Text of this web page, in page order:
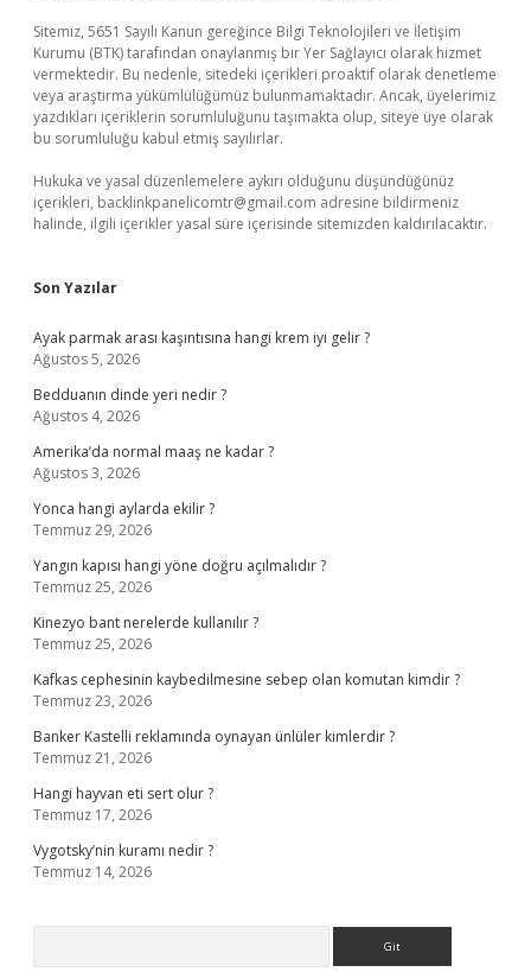
Sitemiz, 5651 Sayılı Kanun gereğince Bilgi Teknolojileri ve İletişim
Kurumu (BTK) tarafından onaylanmış bir Yer Sağlayıcı olarak hizmet
vermektedir. Bu nedenle, sitedeki içerikleri proaktif olarak denetleme
veya araştırma yükümlülüğümüz bulunmamaktadır. Ancak, üyelerimiz
yazdıkları içeriklerin sorumluluğunu taşımakta olup, siteye üye olarak
bu sorumluluğu kabul etmiş sayılırlar.
Hukuka ve yasal düzenlemelere aykırı olduğunu düşündüğünüz
içerikleri, backlinkpanelicomtr@gmail.com adresine bildirmeniz
halinde, ilgili içerikler yasal süre içerisinde sitemizden kaldırılacaktır.
Son Yazılar
Ayak parmak arası kaşıntısına hangi krem iyi gelir ?
Ağustos 5, 2026
Bedduanın dinde yeri nedir ?
Ağustos 4, 2026
Amerika’da normal maaş ne kadar ?
Ağustos 3, 2026
Yonca hangi aylarda ekilir ?
Temmuz 29, 2026
Yangın kapısı hangi yöne doğru açılmalıdır ?
Temmuz 25, 2026
Kinezyo bant nerelerde kullanılır ?
Temmuz 25, 2026
Kafkas cephesinin kaybedilmesine sebep olan komutan kimdir ?
Temmuz 23, 2026
Banker Kastelli reklamında oynayan ünlüler kimlerdir ?
Temmuz 21, 2026
Hangi hayvan eti sert olur ?
Temmuz 17, 2026
Vygotsky’nin kuramı nedir ?
Temmuz 14, 2026